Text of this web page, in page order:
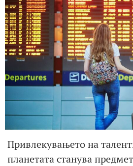
Привлекувањето на
планетата станува